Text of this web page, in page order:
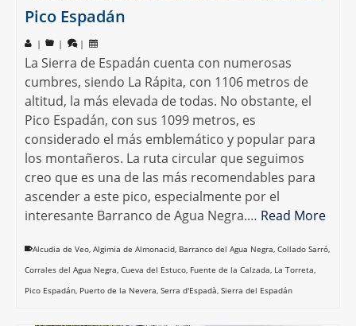
Pico Espadán
| | |
La Sierra de Espadán cuenta con numerosas
cumbres, siendo La Rápita, con 1106 metros de
altitud, la más elevada de todas. No obstante, el
Pico Espadán, con sus 1099 metros, es
considerado el más emblemático y popular para
los montañeros. La ruta circular que seguimos
creo que es una de las más recomendables para
ascender a este pico, especialmente por el
interesante Barranco de Agua Negra.… Read More
Alcudia de Veo, Algimia de Almonacid, Barranco del Agua Negra, Collado Sarró,
Corrales del Agua Negra, Cueva del Estuco, Fuente de la Calzada, La Torreta,
Pico Espadán, Puerto de la Nevera, Serra d'Espadà, Sierra del Espadán